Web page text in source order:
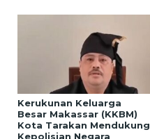
Kerukunan Keluarga
Besar Makassar (KKBM)
Kota Tarakan Mendukung
Kepolisian Negara